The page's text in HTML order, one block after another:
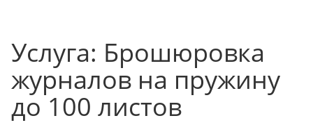
Услуга: Брошюровка
журналов на пружину
до 100 листов